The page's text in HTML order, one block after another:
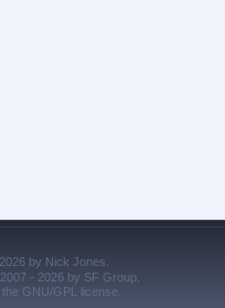
by Nick Jones.
- 2026 by SF Group.
GNU/GPL license.